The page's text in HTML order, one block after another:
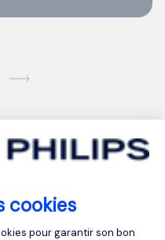
cookies
du
pour garantir son bon